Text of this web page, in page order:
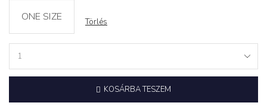
ONE SIZE Törlés
‘CRYSTALS’
KOSÁRBA TESZEM